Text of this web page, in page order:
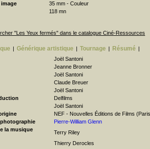
image
35 mm - Couleur
118 mn
"Les Yeux fermés" dans le catalogue Ciné-Ressources
| Générique artistique | Tournage | Résumé |
Joël Santoni
Jeanne Bronner
Joël Santoni
Claude Breuer
Joël Santoni
Delfilms
Joël Santoni
NEF - Nouvelles Éditions de Films
Pierre-William Glenn
la musique
Terry Riley
Thierry Derocles